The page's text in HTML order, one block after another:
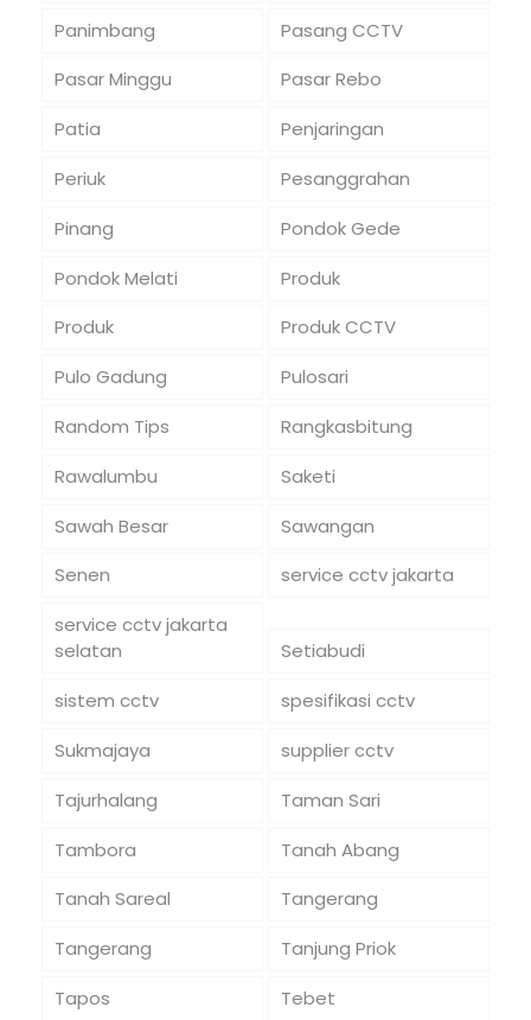
Panimbang
Pasang CCTV
Pasar Minggu
Pasar Rebo
Patia
Penjaringan
Periuk
Pesanggrahan
Pinang
Pondok Gede
Pondok Melati
Produk
Produk
Produk CCTV
Pulo Gadung
Pulosari
Random Tips
Rangkasbitung
Rawalumbu
Saketi
Sawah Besar
Sawangan
Senen
service cctv jakarta
service cctv jakarta
selatan
Setiabudi
sistem cctv
spesifikasi cctv
Sukmajaya
supplier cctv
Tajurhalang
Taman Sari
Tambora
Tanah Abang
Tanah Sareal
Tangerang
Tangerang
Tanjung Priok
Tapos
Tebet